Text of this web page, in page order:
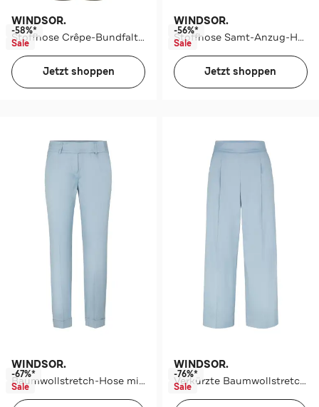
WINDSOR.
Stoffhose Crêpe-Bundfalten-Hose in Schwarz oliv Slim
-58%*
Sale
Jetzt shoppen
WINDSOR.
Stoffhose Samt-Anzug-Hose in Schwarz schwarz Slim
-56%*
Sale
Jetzt shoppen
WINDSOR.
Baumwollstretch-Hose mit Umschlag
-67%*
Sale
WINDSOR.
Verkürzte Baumwollstretch-Culotte
-76%*
Sale